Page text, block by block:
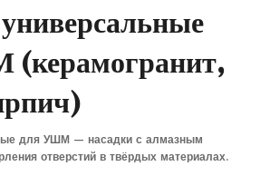
для УШМ — насадки с алмазным
отверстий в твёрдых материалах.